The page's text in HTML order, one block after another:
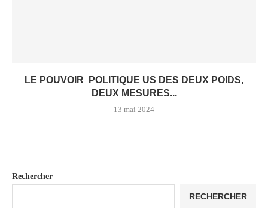
LE POUVOIR POLITIQUE US DES DEUX POIDS,
DEUX MESURES...
13 mai 2024
Rechercher
RECHERCHER